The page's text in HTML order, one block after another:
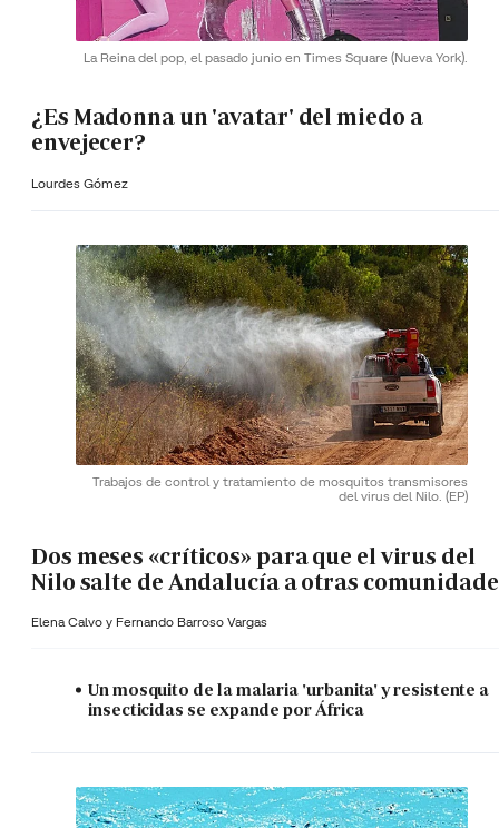
La Reina del pop, el pasado junio en Times Square (Nueva York).
¿Es Madonna un 'avatar' del miedo a
envejecer?
Lourdes Gómez
Trabajos de control y tratamiento de mosquitos transmisores
del virus del Nilo. (EP)
Dos meses «críticos» para que el virus del
Nilo salte de Andalucía a otras
Elena Calvo y Fernando Barroso Vargas
Un mosquito de la malaria 'urbanita' y resistente a
insecticidas se expande por África